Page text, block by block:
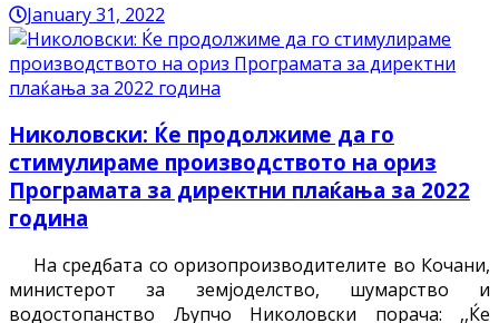
January 31, 2022
Николовски: Ќе продолжиме да го
стимулираме производството на ориз
Програмата за директни плаќања за 2022
година
На средбата со оризопроизводителите во Кочани,
министерот за земјоделство, шумарство и
водостопанство Љупчо Николовски порача: ,,Ќе